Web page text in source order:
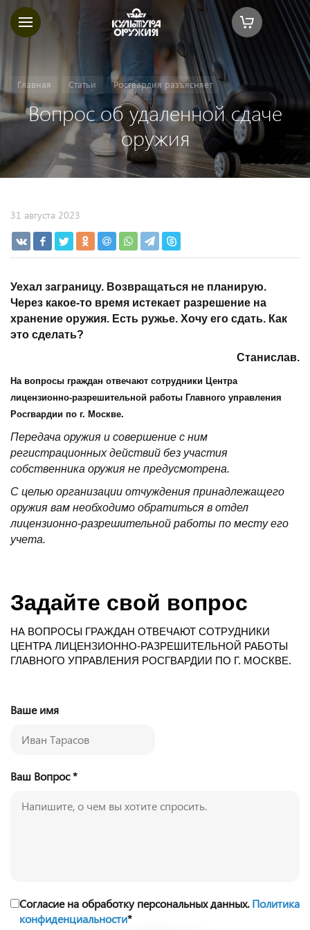
Главная Статьи Росгвардия разъясняет
Вопрос об удаленной сдаче
оружия
31 августа 2023
Уехал заграницу. Возвращаться не планирую.
Через какое-то время истекает разрешение на
хранение оружия. Есть ружье. Хочу его сдать. Как
это сделать?
Станислав.
На вопросы граждан отвечают сотрудники Центра
лицензионно-разрешительной работы Главного управления
Росгвардии по г. Москве.
Передача оружия и совершение с ним
регистрационных действий без участия
собственника оружия не предусмотрена.
С целью организации отчуждения принадлежащего
оружия вам необходимо обратиться в отдел
лицензионно-разрешительной работы по месту его
учета.
Задайте свой вопрос
НА ВОПРОСЫ ГРАЖДАН ОТВЕЧАЮТ СОТРУДНИКИ
ЦЕНТРА ЛИЦЕНЗИОННО-РАЗРЕШИТЕЛЬНОЙ РАБОТЫ
ГЛАВНОГО УПРАВЛЕНИЯ РОСГВАРДИИ ПО Г. МОСКВЕ.
Ваше имя
Ваш Вопрос *
Согласие на обработку персональных данных.Политика
конфиденциальности*